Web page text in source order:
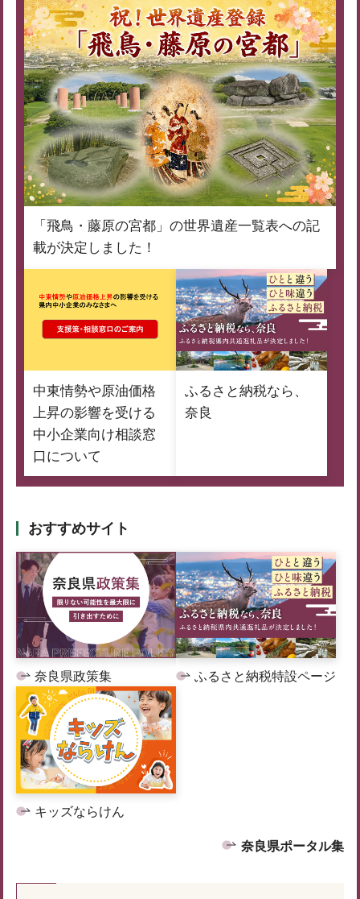
「飛鳥・藤原の宮都」の世界遺産一覧表への記
載が決定しました！
中東情勢や原油価格
上昇の影響を受ける
中小企業向け相談窓
口について
ふるさと納税なら、
奈良
おすすめサイト
奈良県政策集 ふるさと納税特設ページ
キッズならけん
奈良県ポータル集